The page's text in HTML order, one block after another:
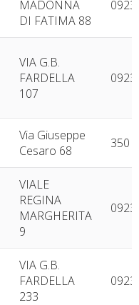
MADONNA
DI FATIMA 88
VIA G.B.
FARDELLA
107
Via Giuseppe
Cesaro 68
350
VIALE
REGINA
MARGHERITA
9
VIA G.B.
FARDELLA
233